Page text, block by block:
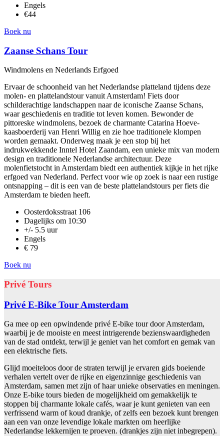
Engels
€44
Boek nu
Zaanse Schans Tour
Windmolens en Nederlands Erfgoed
Ervaar de schoonheid van het Nederlandse platteland tijdens deze
molen- en plattelandstour vanuit Amsterdam! Fiets door
schilderachtige landschappen naar de iconische Zaanse Schans,
waar geschiedenis en traditie tot leven komen. Bewonder de
pittoreske windmolens, bezoek de charmante Catarina Hoeve-
kaasboerderij van Henri Willig en zie hoe traditionele klompen
worden gemaakt. Onderweg maak je een stop bij het
indrukwekkende Inntel Hotel Zaandam, een unieke mix van modern
design en traditionele Nederlandse architectuur. Deze
molenfietstocht in Amsterdam biedt een authentiek kijkje in het rijke
erfgoed van Nederland. Perfect voor wie op zoek is naar een rustige
ontsnapping – dit is een van de beste plattelandstours per fiets die
Amsterdam te bieden heeft.
Oosterdoksstraat 106
Dagelijks om 10:30
+/- 5.5 uur
Engels
€ 79
Boek nu
Privé Tours
Privé E-Bike Tour Amsterdam
Ga mee op een opwindende privé E-bike tour door Amsterdam,
waarbij je de mooiste en meest intrigerende bezienswaardigheden
van de stad ontdekt, terwijl je geniet van het comfort en gemak van
een elektrische fiets.
Glijd moeiteloos door de straten terwijl je ervaren gids boeiende
verhalen vertelt over de rijke en eigenzinnige geschiedenis van
Amsterdam, samen met zijn of haar unieke observaties en meningen.
Onze E-bike tours bieden de mogelijkheid om gemakkelijk te
stoppen bij charmante lokale cafés, waar je kunt genieten van een
verfrissend warm of koud drankje, of zelfs een bezoek kunt brengen
aan een van onze levendige lokale markten om heerlijke
Nederlandse lekkernijen te proeven. (drankjes zijn niet inbegrepen).